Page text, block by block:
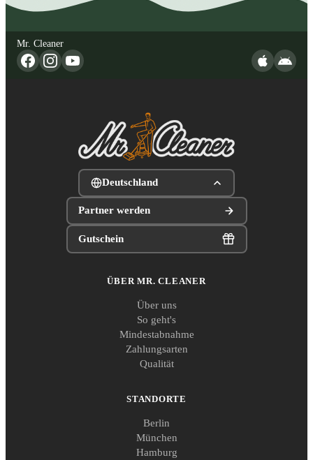
Mr. Cleaner
Deutschland
Partner werden
Gutschein
ÜBER MR. CLEANER
Über uns
So geht's
Mindestabnahme
Zahlungsarten
Qualität
STANDORTE
Berlin
München
Hamburg